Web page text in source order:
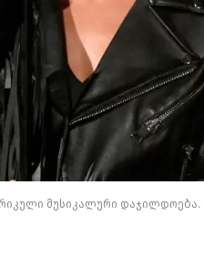
მუსიკალური